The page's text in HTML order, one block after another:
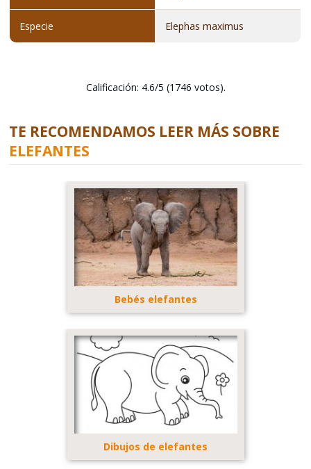
Especie Elephas maximus
Calificación: 4.6/5 (1746 votos).
TE RECOMENDAMOS LEER MÁS SOBRE
ELEFANTES
Bebés elefantes
Dibujos de elefantes